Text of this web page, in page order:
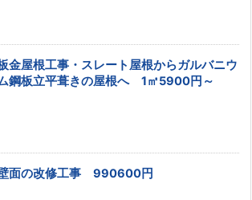
金屋根工事・スレート屋根からガルバニウ
鋼板立平葺きの屋根へ 1㎡5900円～
面の改修工事 990600円